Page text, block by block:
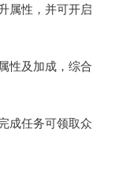
属性，并可开启
性及加成，综合
成任务可领取众